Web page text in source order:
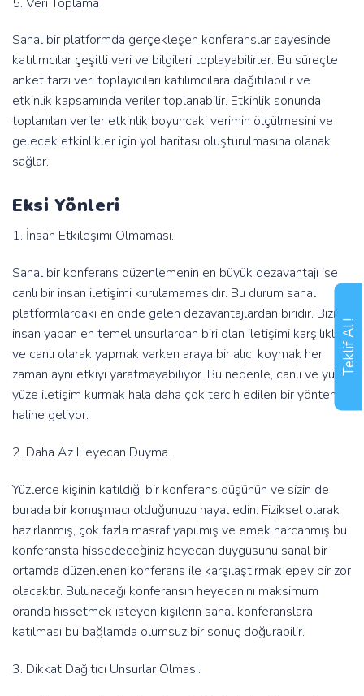
Sanal bir platformda gerçekleşen konferanslar sayesinde
katılımcılar çeşitli veri ve bilgileri toplayabilirler. Bu süreçte
anket tarzı veri toplayıcıları katılımcılara dağıtılabilir ve
etkinlik kapsamında veriler toplanabilir. Etkinlik sonunda
toplanılan veriler etkinlik boyuncaki verimin ölçülmesini ve
gelecek etkinlikler için yol haritası oluşturulmasına olanak
sağlar.
Eksi Yönleri
1. İnsan Etkileşimi Olmaması.
Sanal bir konferans düzenlemenin en büyük dezavantajı ise
canlı bir insan iletişimi kurulamamasıdır. Bu durum sanal
platformlardaki en önde gelen dezavantajlardan biridir. Bizi
insan yapan en temel unsurlardan biri olan iletişimi karşılıklı
ve canlı olarak yapmak varken araya bir alıcı koymak her
zaman aynı etkiyi yaratmayabiliyor. Bu nedenle, canlı ve yüz
yüze iletişim kurmak hala daha çok tercih edilen bir yöntem
haline geliyor.
2. Daha Az Heyecan Duyma.
Yüzlerce kişinin katıldığı bir konferans düşünün ve sizin de
burada bir konuşmacı olduğunuzu hayal edin. Fiziksel olarak
hazırlanmış, çok fazla masraf yapılmış ve emek harcanmış bu
konferansta hissedeceğiniz heyecan duygusunu sanal bir
ortamda düzenlenen konferans ile karşılaştırmak epey bir zor
olacaktır. Bulunacağı konferansın heyecanını maksimum
oranda hissetmek isteyen kişilerin sanal konferanslara
katılması bu bağlamda olumsuz bir sonuç doğurabilir.
3. Dikkat Dağıtıcı Unsurlar Olması.
Teklif Al !